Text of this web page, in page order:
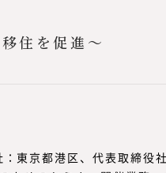
住を促進〜
東京都港区、代表取締役